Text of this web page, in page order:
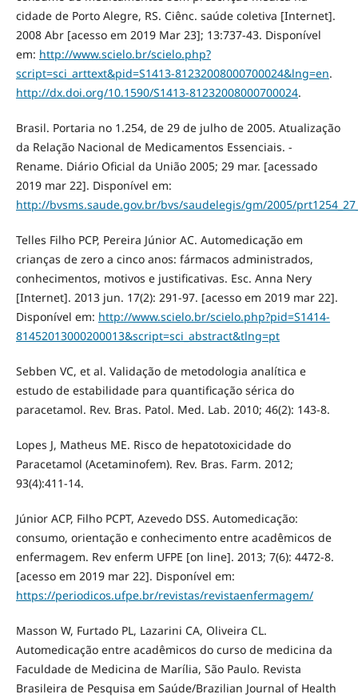
cidade de Porto Alegre, RS. Ciênc. saúde coletiva [Internet].
2008 Abr [acesso em 2019 Mar 23]; 13:737-43. Disponível
em: http://www.scielo.br/scielo.php?
script=sci_arttext&pid=S1413-81232008000700024&lng=en.
http://dx.doi.org/10.1590/S1413-81232008000700024.
Brasil. Portaria no 1.254, de 29 de julho de 2005. Atualização
da Relação Nacional de Medicamentos Essenciais. -
Rename. Diário Oficial da União 2005; 29 mar. [acessado
2019 mar 22]. Disponível em:
http://bvsms.saude.gov.br/bvs/saudelegis/gm/2005/
Telles Filho PCP, Pereira Júnior AC. Automedicação em
crianças de zero a cinco anos: fármacos administrados,
conhecimentos, motivos e justificativas. Esc. Anna Nery
[Internet]. 2013 jun. 17(2): 291-97. [acesso em 2019 mar 22].
Disponível em: http://www.scielo.br/scielo.php?pid=S1414-
81452013000200013&script=sci_abstract&tlng=pt
Sebben VC, et al. Validação de metodologia analítica e
estudo de estabilidade para quantificação sérica do
paracetamol. Rev. Bras. Patol. Med. Lab. 2010; 46(2): 143-8.
Lopes J, Matheus ME. Risco de hepatotoxicidade do
Paracetamol (Acetaminofem). Rev. Bras. Farm. 2012;
93(4):411-14.
Júnior ACP, Filho PCPT, Azevedo DSS. Automedicação:
consumo, orientação e conhecimento entre acadêmicos de
enfermagem. Rev enferm UFPE [on line]. 2013; 7(6): 4472-8.
[acesso em 2019 mar 22]. Disponível em:
https://periodicos.ufpe.br/revistas/revistaenfermagem/
Masson W, Furtado PL, Lazarini CA, Oliveira CL.
Automedicação entre acadêmicos do curso de medicina da
Faculdade de Medicina de Marília, São Paulo. Revista
Brasileira de Pesquisa em Saúde/Brazilian Journal of Health